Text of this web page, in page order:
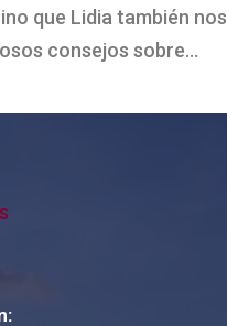
que Lidia también nos
consejos sobre...